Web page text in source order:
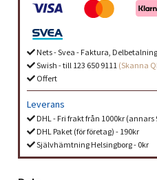
Nets - Svea - Faktura,
Swish - till 123 650 9111 (Skanna
Offert
Leverans
DHL - Fri frakt från 1000kr (annars
DHL Paket (för företag) - 190kr
Självhämtning Helsingborg - 0kr